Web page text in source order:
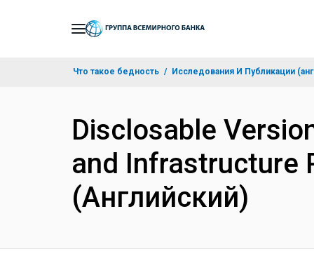
Что такое бедность Исследования И Публикации
Disclosable
and Infrastructure
(Английский)